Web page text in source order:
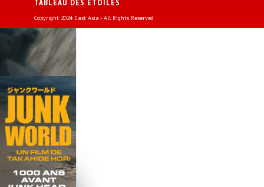
TABLEAU DES ETOILES
Copyright 2024 East Asia - All Rights Reserved